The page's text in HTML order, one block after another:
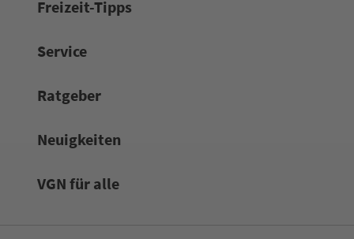
Frei­zeit-Tipps
Service
Rat­ge­ber
Neuigkeiten
VGN für alle